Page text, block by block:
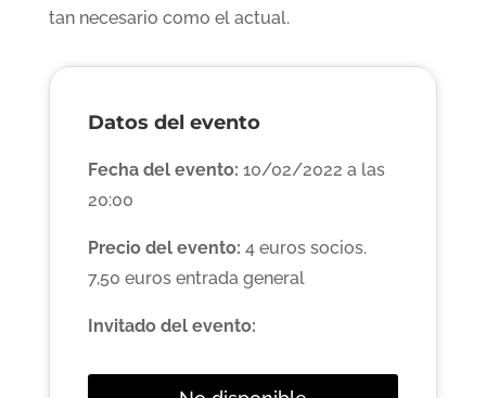
tan necesario como el actual.
Datos del evento
Fecha del evento: 10/02/2022 a las
20:00
Precio del evento: 4 euros socios.
7,50 euros entrada general
Invitado del evento: